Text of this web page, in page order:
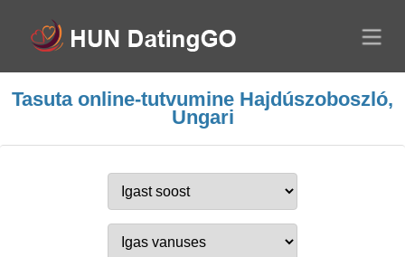
Tasuta online-tutvumine Hajdúszoboszló,
Ungari